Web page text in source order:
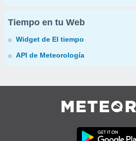
Tiempo en tu Web
Widget de El tiempo
API de Meteorología